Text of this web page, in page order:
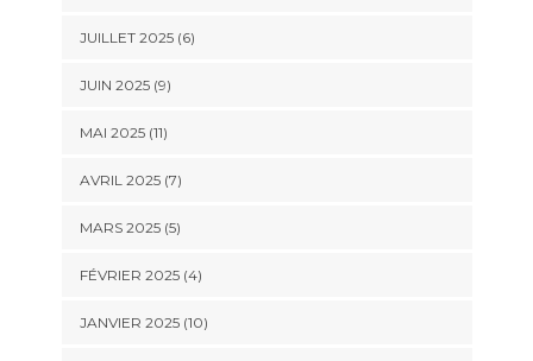
JUILLET 2025 (6)
JUIN 2025 (9)
MAI 2025 (11)
AVRIL 2025 (7)
MARS 2025 (5)
FÉVRIER 2025 (4)
JANVIER 2025 (10)